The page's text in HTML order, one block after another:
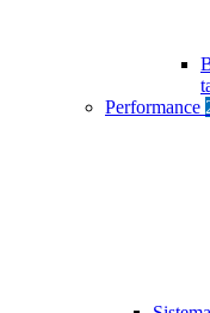
Performance